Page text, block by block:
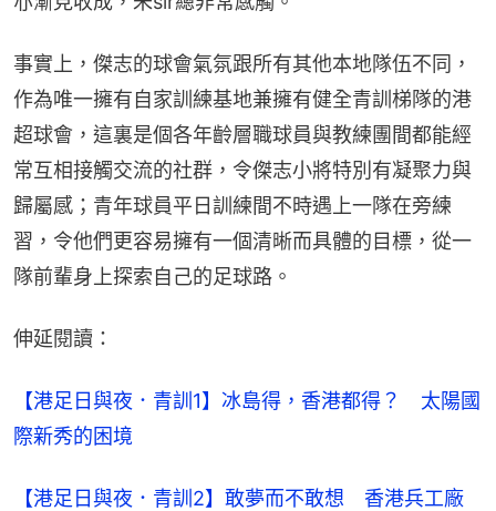
事實上，傑志的球會氣氛跟所有其他本地隊伍不同，
作為唯一擁有自家訓練基地兼擁有健全青訓梯隊的港
超球會，這裏是個各年齡層職球員與教練團間都能經
常互相接觸交流的社群，令傑志小將特別有凝聚力與
歸屬感；青年球員平日訓練間不時遇上一隊在旁練
習，令他們更容易擁有一個清晰而具體的目標，從一
隊前輩身上探索自己的足球路。
伸延閱讀：
【港足日與夜．青訓1】冰島得，香港都得？　太陽國
際新秀的困境
【港足日與夜．青訓2】敢夢而不敢想　香港兵工廠